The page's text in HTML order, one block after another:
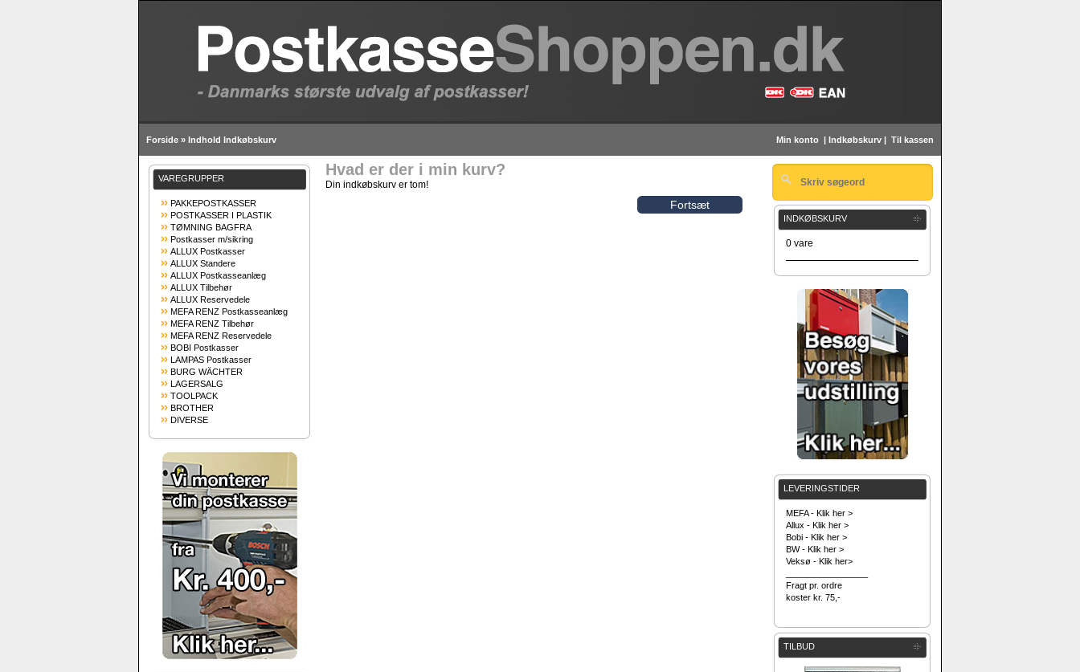
Forside » Indhold Indkøbskurv Min konto | Indkøbskurv | Til kassen
VAREGRUPPER
PAKKEPOSTKASSER
POSTKASSER I PLASTIK
TØMNING BAGFRA
Postkasser m/sikring
ALLUX Postkasser
ALLUX Standere
ALLUX Postkasseanlæg
ALLUX Tilbehør
ALLUX Reservedele
MEFA RENZ Postkasseanlæg
MEFA RENZ Tilbehør
MEFA RENZ Reservedele
BOBI Postkasser
LAMPAS Postkasser
BURG WÄCHTER
LAGERSALG
TOOLPACK
BROTHER
DIVERSE
Hvad er der i min kurv?
Din indkøbskurv er tom!
Fortsæt
INDKØBSKURV
0 vare
LEVERINGSTIDER
MEFA - Klik her >
Allux - Klik her >
Bobi - Klik her >
BW - Klik her >
Veksø - Klik her>
Fragt pr. ordre
koster kr. 75,-
TILBUD